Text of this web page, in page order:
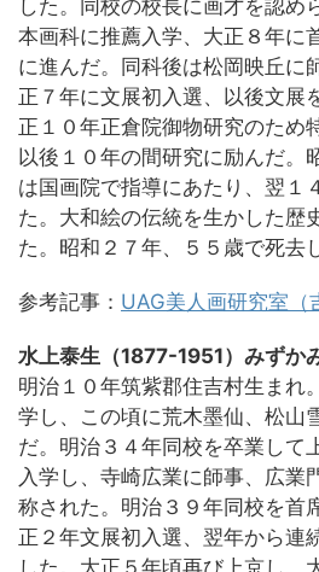
した。同校の校長に画才を認め
本画科に推薦入学、大正８年に
に進んだ。同科後は松岡映丘に
正７年に文展初入選、以後文展
正１０年正倉院御物研究のため
以後１０年の間研究に励んだ。
は国画院で指導にあたり、翌１
た。大和絵の伝統を生かした歴
た。昭和２７年、５５歳で死去
参考記事： UAG美人画研究室（
水上泰生（1877-1951）みずか
明治１０年筑紫郡住吉村生まれ
学し、この頃に荒木墨仙、松山
だ。明治３４年同校を卒業して
入学し、寺崎広業に師事、広業
称された。明治３９年同校を首
正２年文展初入選、翌年から連